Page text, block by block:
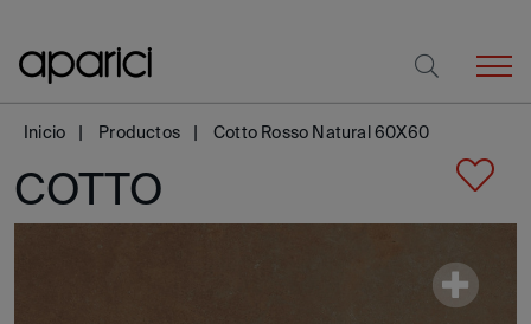
Inicio Productos Cotto Rosso Natural 60X60
COTTO